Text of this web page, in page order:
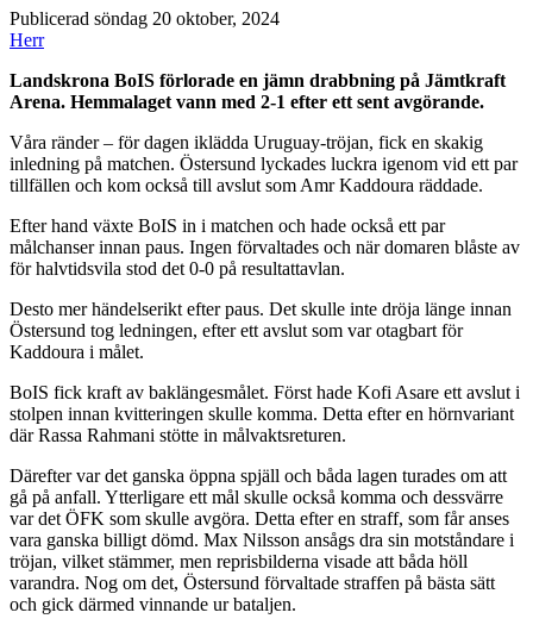
Publicerad söndag 20 oktober, 2024
Herr
Landskrona BoIS förlorade en jämn drabbning på Jämtkraft
Arena. Hemmalaget vann med 2-1 efter ett sent avgörande.
Våra ränder – för dagen iklädda Uruguay-tröjan, fick en skakig
inledning på matchen. Östersund lyckades luckra igenom vid ett par
tillfällen och kom också till avslut som Amr Kaddoura räddade.
Efter hand växte BoIS in i matchen och hade också ett par
målchanser innan paus. Ingen förvaltades och när domaren blåste av
för halvtidsvila stod det 0-0 på resultattavlan.
Desto mer händelserikt efter paus. Det skulle inte dröja länge innan
Östersund tog ledningen, efter ett avslut som var otagbart för
Kaddoura i målet.
BoIS fick kraft av baklängesmålet. Först hade Kofi Asare ett avslut i
stolpen innan kvitteringen skulle komma. Detta efter en hörnvariant
där Rassa Rahmani stötte in målvaktsreturen.
Därefter var det ganska öppna spjäll och båda lagen turades om att
gå på anfall. Ytterligare ett mål skulle också komma och dessvärre
var det ÖFK som skulle avgöra. Detta efter en straff, som får anses
vara ganska billigt dömd. Max Nilsson ansågs dra sin motståndare i
tröjan, vilket stämmer, men reprisbilderna visade att båda höll
varandra. Nog om det, Östersund förvaltade straffen på bästa sätt
och gick därmed vinnande ur bataljen.